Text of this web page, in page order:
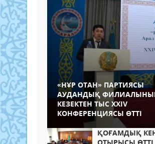
«НҰР ОТАН» ПАРТИЯСЫ
АУДАНДЫҚ
КЕЗЕКТЕН ТЫС XXIV
КОНФЕРЕНЦИЯСЫ ӨТТІ
ҚОҒАМДЫҚ